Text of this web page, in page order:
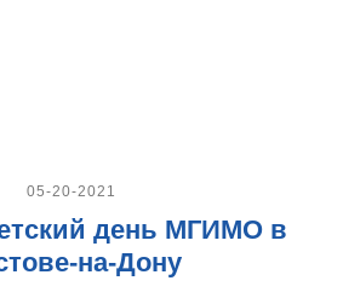
05-20-2021
день МГИМО в
на-Дону